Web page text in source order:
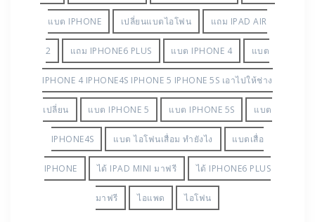
แบต IPHONE เปลี่ยนแบตไอโฟน แถม IPAD AIR
2 แถม IPHONE6 PLUS แบต IPHONE 4 แบต
IPHONE 4 IPHONE4S IPHONE 5 IPHONE 5S เอาไปให้ช่าง
เปลี่ยน แบต IPHONE 5 แบต IPHONE 5S แบต
IPHONE4S แบต ไอโฟนเสื่อม ทำยังไง แบตเสื่อ
IPHONE ได้ IPAD MINI มาฟรี ได้ IPHONE6 PLUS
มาฟรี ไอแพด ไอโฟน